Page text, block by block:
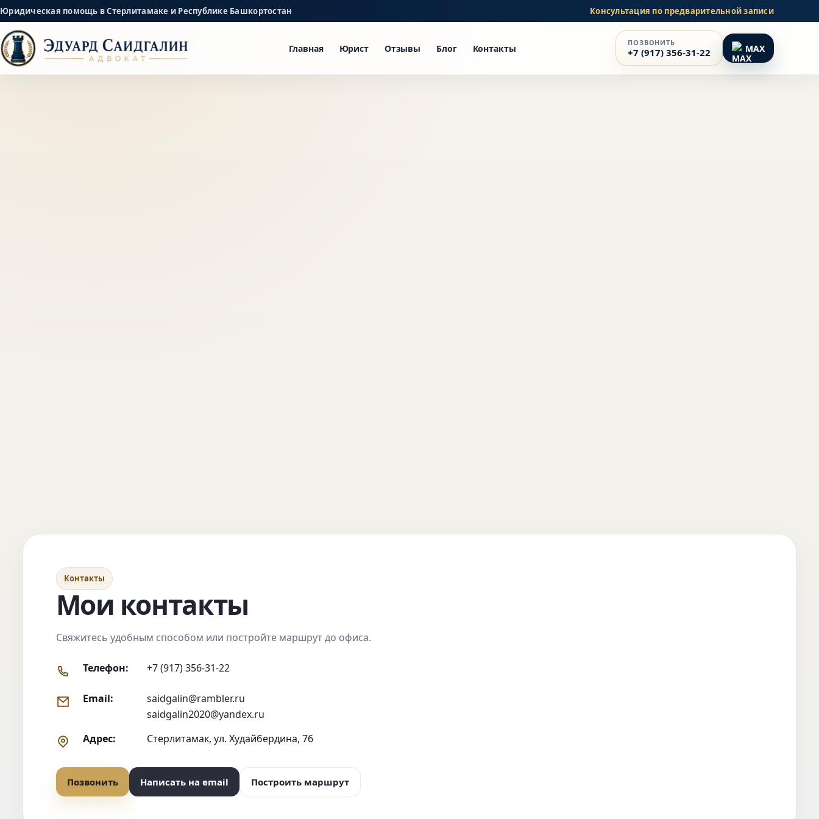
Перейти к содержимому
Юридическая помощь в Стерлитамаке и Республике Башкортостан Консультация по предварительной записи
Главная Юрист Отзывы Блог Контакты ПОЗВОНИТЬ
+7 (917) 356-31-22 MAX
Контакты
Мои контакты
Свяжитесь удобным способом или постройте маршрут до офиса.
Телефон: +7 (917) 356-31-22
Email:
saidgalin@rambler.ru
saidgalin2020@yandex.ru
Адрес:
Стерлитамак, ул. Худайбердина, 76
Позвонить Написать на email Построить маршрут